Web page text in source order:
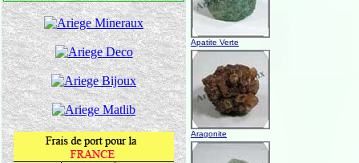
Apatite Verte
Aragonite